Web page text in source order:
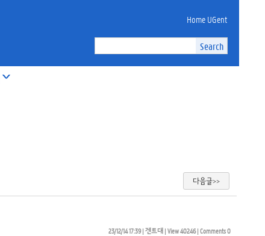
Home UGent
다음글>>
23/12/14 17:39| 겐트대| View 40246| Comments 0